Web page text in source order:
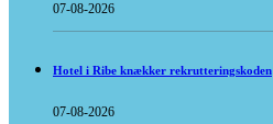
07-08-2026
Hotel i Ribe knækker rekrutteringskoden
07-08-2026